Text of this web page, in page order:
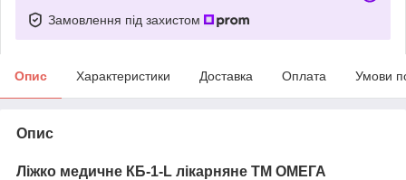
Замовлення під захистом
Опис Характеристики Доставка Оплата Умови
Опис
Ліжко медичне КБ-1-L лікарняне ТМ ОМЕГА